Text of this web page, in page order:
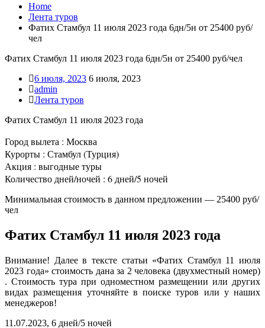
Home
Лента туров
Фатих Стамбул 11 июля 2023 года 6дн/5н от 25400 руб/
чел
Фатих Стамбул 11 июля 2023 года 6дн/5н от 25400 руб/чел
6 июля, 2023 6 июля, 2023
admin
Лента туров
Фатих Стамбул 11 июля 2023 года
Город вылета : Москва
Курорты : Стамбул (Турция)
Акция : выгодные туры
Количество дней/ночей : 6 дней/5 ночей
Минимальная стоимость в данном предложении — 25400 руб/
чел
Фатих Стамбул 11 июля 2023 года
Внимание! Далее в тексте статьи «Фатих Стамбул 11 июля
2023 года» стоимость дана за 2 человека (двухместный номер)
. Стоимость тура при одноместном размещении или других
видах размещения уточняйте в поиске туров или у наших
менеджеров!
11.07.2023, 6 дней/5 ночей